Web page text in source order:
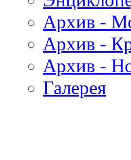
Архив -
Архив -
Архив -
Галерея